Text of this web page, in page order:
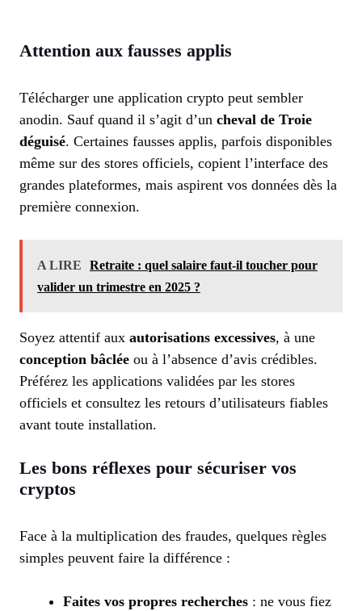
Attention aux fausses applis
Télécharger une application crypto peut sembler
anodin. Sauf quand il s’agit d’un cheval de Troie
déguisé. Certaines fausses applis, parfois disponibles
même sur des stores officiels, copient l’interface des
grandes plateformes, mais aspirent vos données dès la
première connexion.
A LIRE
Retraite : quel salaire faut-il toucher pour
valider un trimestre en 2025 ?
Soyez attentif aux autorisations excessives, à une
conception bâclée ou à l’absence d’avis crédibles.
Préférez les applications validées par les stores
officiels et consultez les retours d’utilisateurs fiables
avant toute installation.
Les bons réflexes pour sécuriser vos
cryptos
Face à la multiplication des fraudes, quelques règles
simples peuvent faire la différence :
Faites vos propres recherches : ne vous fiez